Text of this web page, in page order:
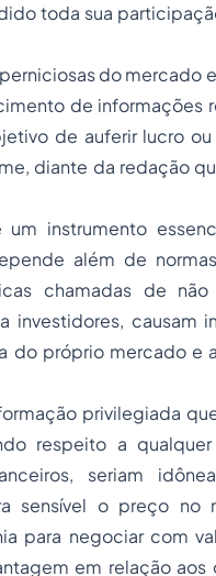
toda sua
do mercado
de informações
de auferir lucro
diante da redação
instrumento
além de
chamadas de
investidores, causam
do próprio mercado e
privilegiada
respeito a
seriam
sensível o preço no
para negociar com
em relação aos